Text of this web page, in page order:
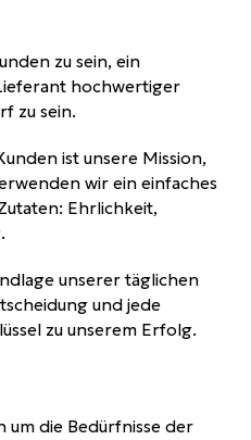
zu sein, ein
hochwertiger
zu sein.
ist unsere Mission,
wir ein einfaches
Ehrlichkeit,
unserer täglichen
und jede
zu unserem Erfolg.
um die Bedürfnisse der